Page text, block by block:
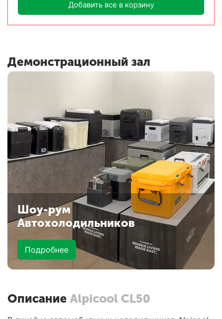
Добавить все в корзину
Демонстрационный зал
Шоу-рум
Автохолодильников
Подробнее
Описание Alpicool CL50